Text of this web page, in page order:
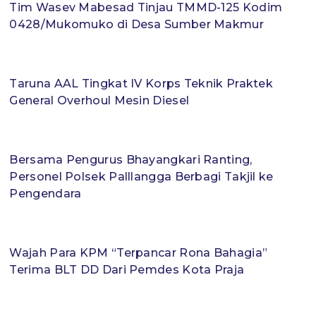
Tim Wasev Mabesad Tinjau TMMD-125 Kodim
0428/Mukomuko di Desa Sumber Makmur
Taruna AAL Tingkat IV Korps Teknik Praktek
General Overhoul Mesin Diesel
Bersama Pengurus Bhayangkari Ranting,
Personel Polsek Palllangga Berbagi Takjil ke
Pengendara
Wajah Para KPM “Terpancar Rona Bahagia”
Terima BLT DD Dari Pemdes Kota Praja